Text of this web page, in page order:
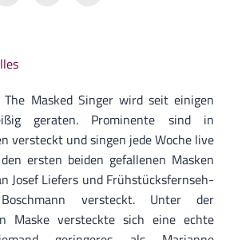
Masked Singer wird seit einigen
geraten. Prominente sind in
versteckt und singen jede Woche live
ersten beiden gefallenen Masken
Josef Liefers und Frühstücksfernseh-
versteckt. Unter der
Maske versteckte sich eine echte